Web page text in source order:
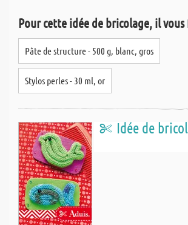
Pour cette idée de bricolage, il
Pâte de structure - 500 g, blanc, gros
Stylos perles - 30 ml, or
Idée de